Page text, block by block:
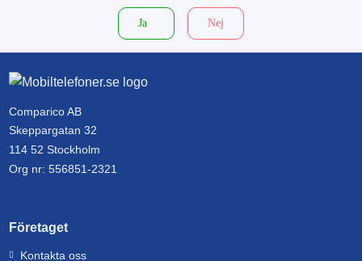
Ja Nej
Comparico AB
Skeppargatan 32
114 52 Stockholm
Org nr: 556851-2321
Företaget
Kontakta oss